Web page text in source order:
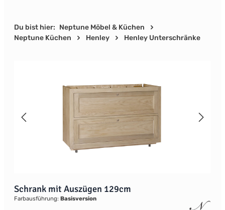
Du bist hier: Neptune Möbel & Küchen
Neptune Küchen
Henley Henley Unterschränke
Schrank mit Auszügen 129cm
Farbausführung: Basisversion